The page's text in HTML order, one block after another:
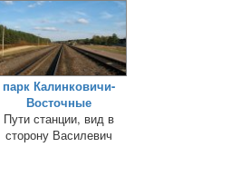
парк Калинковичи-
Восточные
Пути станции, вид в
сторону Василевич